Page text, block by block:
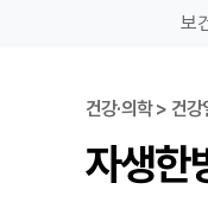
보
건강·의학 > 건강
자생한